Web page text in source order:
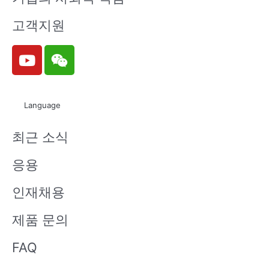
고객지원
Y
o
u
e
W
e
i
n
Language
최근 소식
응용
인재채용
제품 문의
FAQ